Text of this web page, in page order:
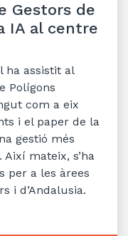
Gestors de
IA al centre
ha assistit al
Polígons
com a eix
i el paper de la
gestió més
mateix, s’ha
per a les àrees
i d’Andalusia.